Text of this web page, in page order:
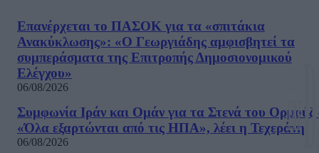
Επανέρχεται το ΠΑΣΟΚ για τα «σπιτάκια
Ανακύκλωσης»: «Ο Γεωργιάδης αμφισβητεί τα
συμπεράσματα της Επιτροπής Δημοσιονομικού
Ελέγχου»
06/08/2026
Συμφωνία Ιράν και Ομάν για τα Στενά του Ορμούζ
«Όλα εξαρτώνται από τις ΗΠΑ», λέει η Τεχεράνη
06/08/2026